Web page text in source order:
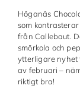
Made in
Pralinformar
Verktyg
Höganäs
som
från Callebaut.
smörkola och
ytterligare nyhet
av februari –
riktigt bra!